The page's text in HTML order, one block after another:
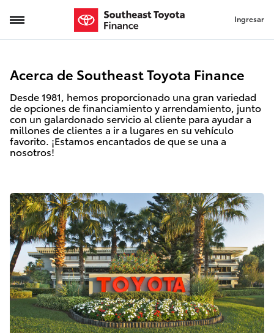
Visión general de la compañía Ingresar
Acerca de Southeast Toyota Finance
Desde 1981, hemos proporcionado una gran variedad
de opciones de financiamiento y arrendamiento, junto
con un galardonado servicio al cliente para ayudar a
millones de clientes a ir a lugares en su vehículo
favorito. ¡Estamos encantados de que se una a
nosotros!